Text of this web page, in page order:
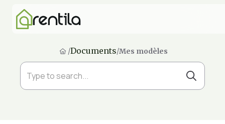
/Documents/Mes modèles